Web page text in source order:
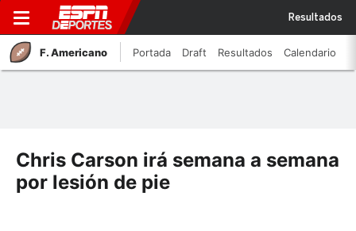
Resultados
F. Americano Portada Draft Resultados Calendario
Chris Carson irá semana a semana
por lesión de pie